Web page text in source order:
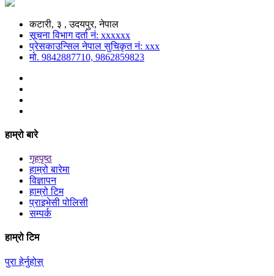
कटारी, ३ , उदयपुर, नेपाल
सूचना विभाग दर्ता नं: xxxxxx
प्रेसकाउन्सिल नेपाल सुचिकृत नं: xxx
मो. 9842887710, 9862859823
हाम्रो बारे
गृहपृष्ठ
हाम्रो बारेमा
विज्ञापन
हाम्रो टिम
प्राइभेसी पोलिसी
सम्पर्क
हाम्रो टिम
पुरा हेर्नुहोस्